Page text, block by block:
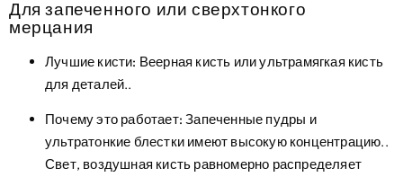
Для запеченного или сверхтонкого
мерцания
Лучшие кисти: Веерная кисть или ультрамягкая кисть
для деталей..
Почему это работает: Запеченные пудры и
ультратонкие блестки имеют высокую концентрацию..
Свет, воздушная кисть равномерно распределяет